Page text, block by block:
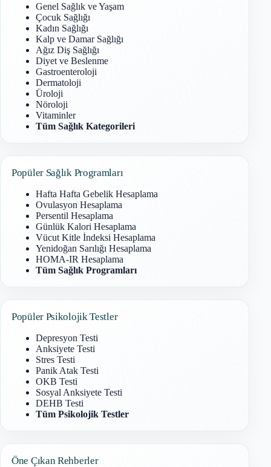
Genel Sağlık ve Yaşam
Çocuk Sağlığı
Kadın Sağlığı
Kalp ve Damar Sağlığı
Ağız Diş Sağlığı
Diyet ve Beslenme
Gastroenteroloji
Dermatoloji
Üroloji
Nöroloji
Vitaminler
Tüm Sağlık Kategorileri
Popüler Sağlık Programları
Hafta Hafta Gebelik Hesaplama
Ovulasyon Hesaplama
Persentil Hesaplama
Günlük Kalori Hesaplama
Vücut Kitle İndeksi Hesaplama
Yenidoğan Sarılığı Hesaplama
HOMA-IR Hesaplama
Tüm Sağlık Programları
Popüler Psikolojik Testler
Depresyon Testi
Anksiyete Testi
Stres Testi
Panik Atak Testi
OKB Testi
Sosyal Anksiyete Testi
DEHB Testi
Tüm Psikolojik Testler
Öne Çıkan Rehberler